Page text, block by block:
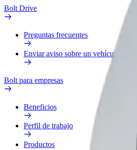
Bolt Drive
Preguntas frecuentes
Enviar aviso sobre un vehículo
Bolt para empresas
Beneficios
Perfil de trabajo
Productos